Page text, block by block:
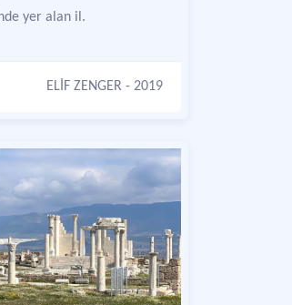
yer alan il.
ELİF ZENGER - 2019